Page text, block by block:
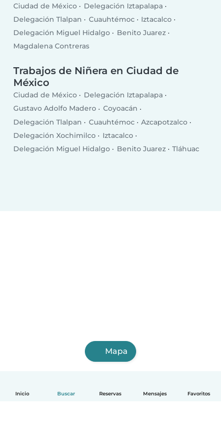
Inicio Buscar Reservas Mensajes Favoritos
Ciudad de México
Delegación Iztapalapa
Delegación Tlalpan
Cuauhtémoc
Iztacalco
Delegación Miguel Hidalgo
Benito Juarez
Magdalena Contreras
Trabajos de Niñera en Ciudad de
México
Ciudad de México
Delegación Iztapalapa
Gustavo Adolfo Madero
Coyoacán
Delegación Tlalpan
Cuauhtémoc
Azcapotzalco
Delegación Xochimilco
Iztacalco
Delegación Miguel Hidalgo
Benito Juarez Tláhuac
Mapa